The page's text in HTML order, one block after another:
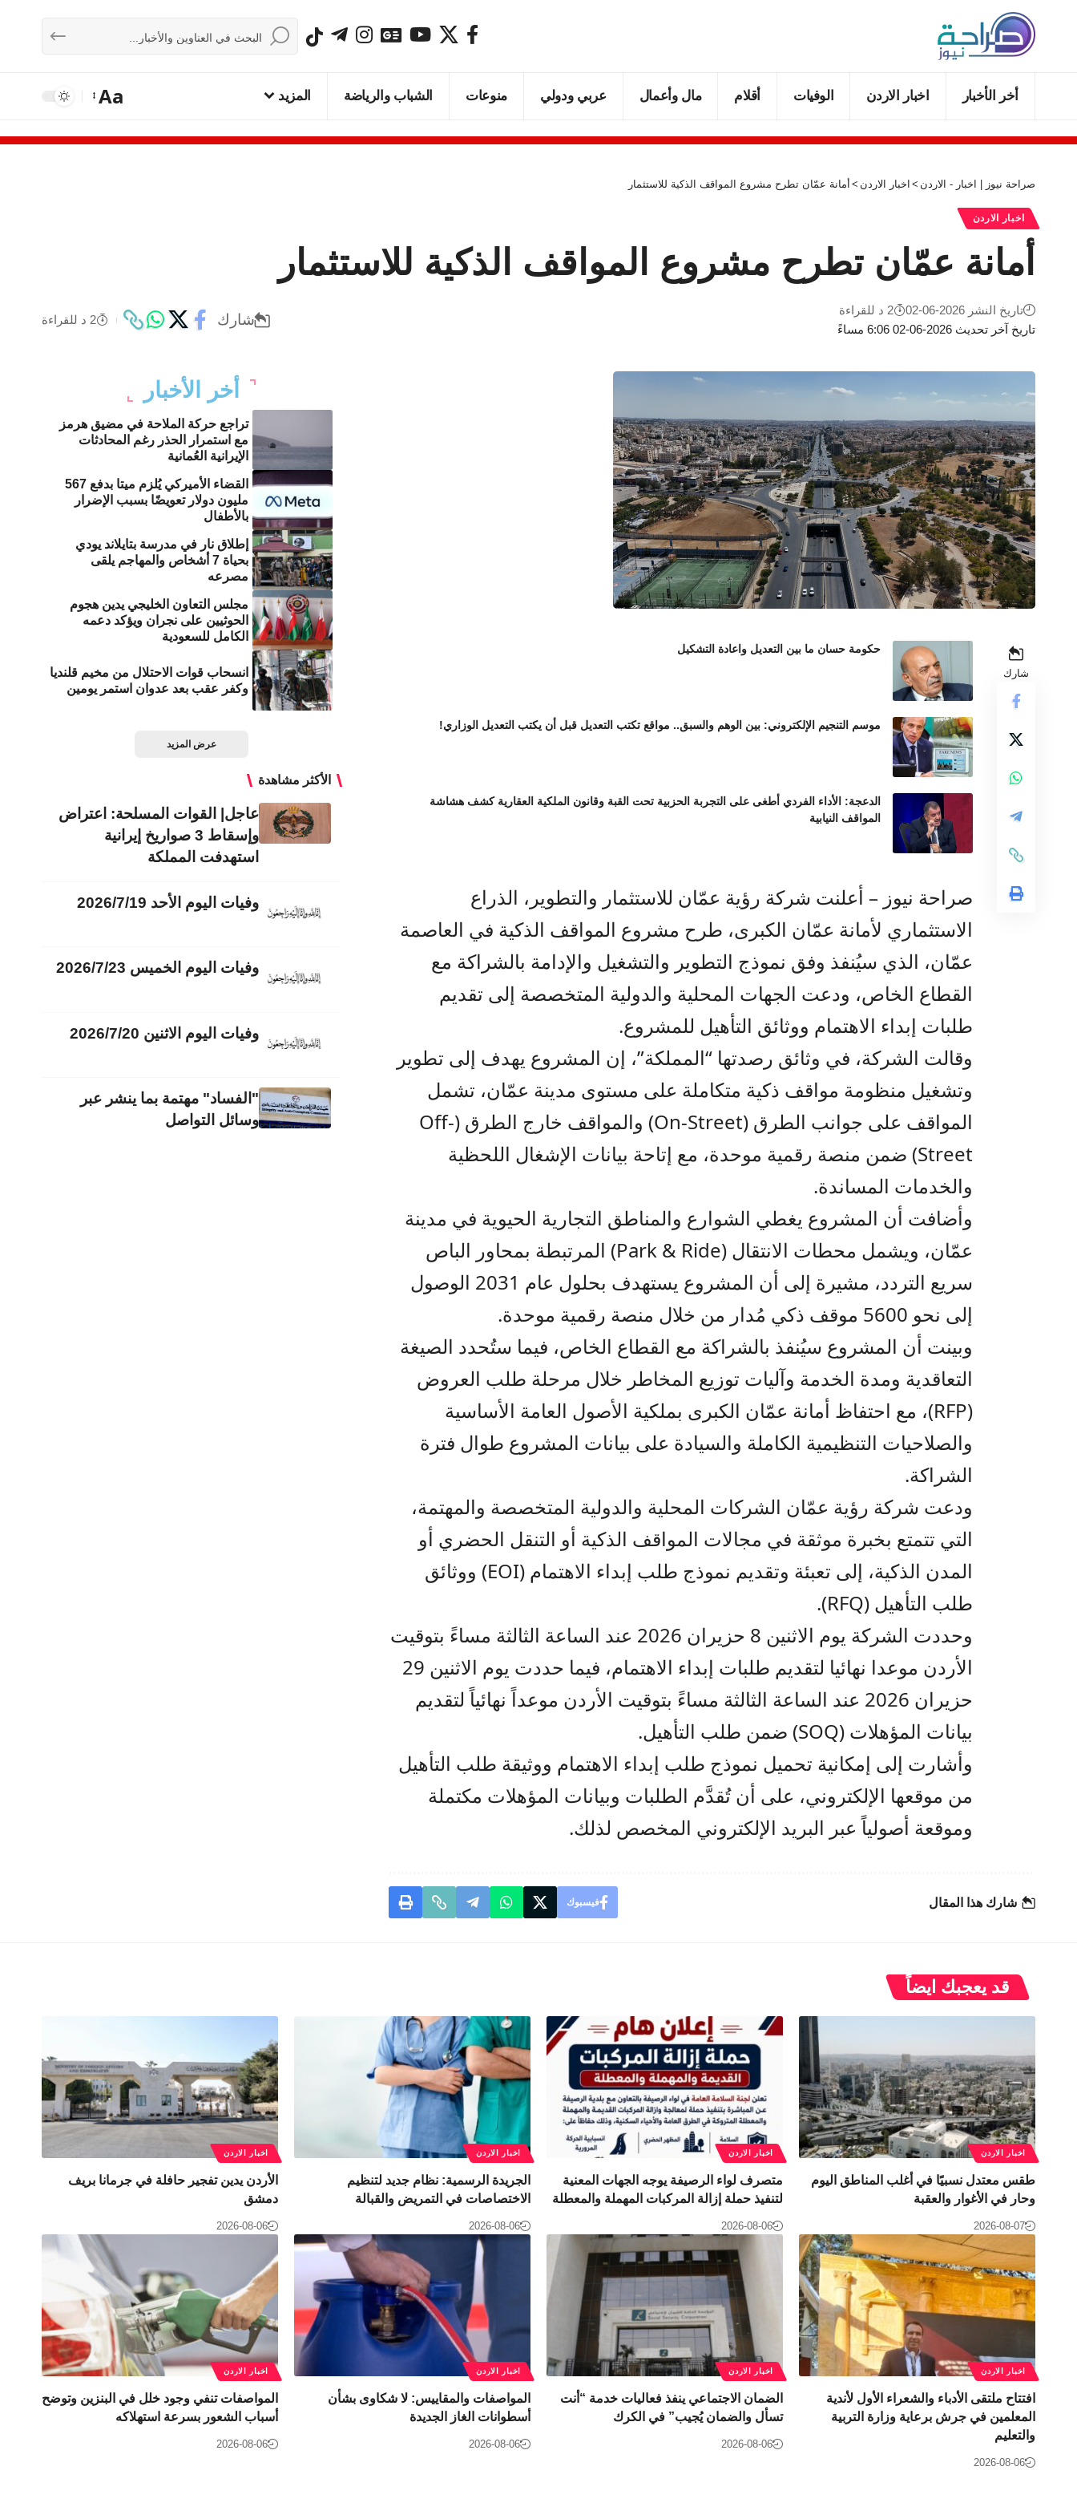
أخر الأخبار اخبار الاردن الوفيات أقلام مال وأعمال عربي ودولي منوعات الشباب والرياضة المزيد Aa
صراحة نيوز | اخبار - الاردن > اخبار الاردن > أمانة عمّان تطرح مشروع المواقف الذكية للاستثمار
اخبار الاردن
أمانة عمّان تطرح مشروع المواقف الذكية للاستثمار
تاريخ آخر تحديث 2026-06-02 6:06 مساءً
تاريخ النشر 2026-06-02 2 د للقراءة
شارك 2 د للقراءة
شارك
حكومة حسان ما بين التعديل واعادة التشكيل
موسم التنجيم الإلكتروني: بين الوهم والسبق.. مواقع تكتب التعديل قبل أن يكتب التعديل الوزاري!
الدعجة: الأداء الفردي أطغى على التجربة الحزبية تحت القبة وقانون الملكية العقارية كشف هشاشة
المواقف النيابية
صراحة نيوز – أعلنت شركة رؤية عمّان للاستثمار والتطوير، الذراع
الاستثماري لأمانة عمّان الكبرى، طرح مشروع المواقف الذكية في العاصمة
عمّان، الذي سيُنفذ وفق نموذج التطوير والتشغيل والإدامة بالشراكة مع
القطاع الخاص، ودعت الجهات المحلية والدولية المتخصصة إلى تقديم
طلبات إبداء الاهتمام ووثائق التأهيل للمشروع.
وقالت الشركة، في وثائق رصدتها “المملكة”، إن المشروع يهدف إلى تطوير
وتشغيل منظومة مواقف ذكية متكاملة على مستوى مدينة عمّان، تشمل
المواقف على جوانب الطرق (On-Street) والمواقف خارج الطرق (Off-
Street) ضمن منصة رقمية موحدة، مع إتاحة بيانات الإشغال اللحظية
والخدمات المساندة.
وأضافت أن المشروع يغطي الشوارع والمناطق التجارية الحيوية في مدينة
عمّان، ويشمل محطات الانتقال (Park & Ride) المرتبطة بمحاور الباص
سريع التردد، مشيرة إلى أن المشروع يستهدف بحلول عام 2031 الوصول
إلى نحو 5600 موقف ذكي مُدار من خلال منصة رقمية موحدة.
وبينت أن المشروع سيُنفذ بالشراكة مع القطاع الخاص، فيما ستُحدد الصيغة
التعاقدية ومدة الخدمة وآليات توزيع المخاطر خلال مرحلة طلب العروض
(RFP)، مع احتفاظ أمانة عمّان الكبرى بملكية الأصول العامة الأساسية
والصلاحيات التنظيمية الكاملة والسيادة على بيانات المشروع طوال فترة
الشراكة.
ودعت شركة رؤية عمّان الشركات المحلية والدولية المتخصصة والمهتمة،
التي تتمتع بخبرة موثقة في مجالات المواقف الذكية أو التنقل الحضري أو
المدن الذكية، إلى تعبئة وتقديم نموذج طلب إبداء الاهتمام (EOI) ووثائق
طلب التأهيل (RFQ).
وحددت الشركة يوم الاثنين 8 حزيران 2026 عند الساعة الثالثة مساءً بتوقيت
الأردن موعدا نهائيا لتقديم طلبات إبداء الاهتمام، فيما حددت يوم الاثنين 29
حزيران 2026 عند الساعة الثالثة مساءً بتوقيت الأردن موعداً نهائياً لتقديم
بيانات المؤهلات (SOQ) ضمن طلب التأهيل.
وأشارت إلى إمكانية تحميل نموذج طلب إبداء الاهتمام ووثيقة طلب التأهيل
من موقعها الإلكتروني، على أن تُقدَّم الطلبات وبيانات المؤهلات مكتملة
وموقعة أصولياً عبر البريد الإلكتروني المخصص لذلك.
شارك هذا المقال فيسبوك
أخر الأخبار
تراجع حركة الملاحة في مضيق هرمز
مع استمرار الحذر رغم المحادثات
الإيرانية العُمانية
القضاء الأميركي يُلزم ميتا بدفع 567
مليون دولار تعويضًا بسبب الإضرار
بالأطفال
إطلاق نار في مدرسة بتايلاند يودي
بحياة 7 أشخاص والمهاجم يلقى
مصرعه
مجلس التعاون الخليجي يدين هجوم
الحوثيين على نجران ويؤكد دعمه
الكامل للسعودية
انسحاب قوات الاحتلال من مخيم قلنديا
وكفر عقب بعد عدوان استمر يومين
عرض المزيد
الأكثر مشاهدة
عاجل| القوات المسلحة: اعتراض
وإسقاط 3 صواريخ إيرانية
استهدفت المملكة
وفيات اليوم الأحد 2026/7/19
وفيات اليوم الخميس 2026/7/23
وفيات اليوم الاثنين 2026/7/20
"الفساد" مهتمة بما ينشر عبر
وسائل التواصل
قد يعجبك ايضاً
اخبار الاردن
طقس معتدل نسبيًا في أغلب المناطق اليوم
وحار في الأغوار والعقبة
2026-08-07
اخبار الاردن
متصرف لواء الرصيفة يوجه الجهات المعنية
لتنفيذ حملة إزالة المركبات المهملة والمعطلة
2026-08-06
اخبار الاردن
الجريدة الرسمية: نظام جديد لتنظيم
الاختصاصات في التمريض والقبالة
2026-08-06
اخبار الاردن
الأردن يدين تفجير حافلة في جرمانا بريف
دمشق
2026-08-06
اخبار الاردن
افتتاح ملتقى الأدباء والشعراء الأول لأندية
المعلمين في جرش برعاية وزارة التربية
والتعليم
2026-08-06
اخبار الاردن
الضمان الاجتماعي ينفذ فعاليات خدمة “أنت
تسأل والضمان يُجيب” في الكرك
2026-08-06
اخبار الاردن
المواصفات والمقاييس: لا شكاوى بشأن
أسطوانات الغاز الجديدة
2026-08-06
اخبار الاردن
المواصفات تنفي وجود خلل في البنزين وتوضح
أسباب الشعور بسرعة استهلاكه
2026-08-06